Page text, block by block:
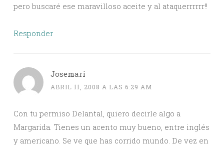
pero buscaré ese maravilloso aceite y al ataquerrrrrr!!
Responder
Josemari
ABRIL 11, 2008 A LAS 6:29 AM
Con tu permiso Delantal, quiero decirle algo a
Margarida. Tienes un acento muy bueno, entre inglés
y americano. Se ve que has corrido mundo. De vez en